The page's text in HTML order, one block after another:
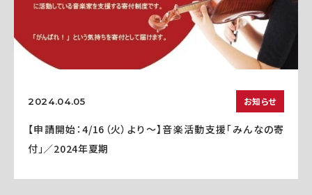
2024.04.05 お知らせ
【申請開始：4/16（火）より～】音楽活動支援「みんなの寄
付」／2024年夏期